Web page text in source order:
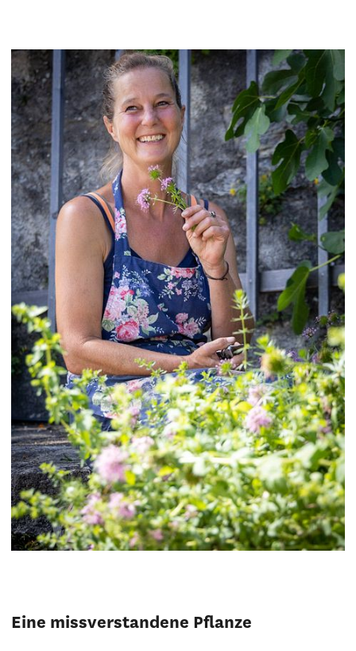
Eine missverstandene Pflanze